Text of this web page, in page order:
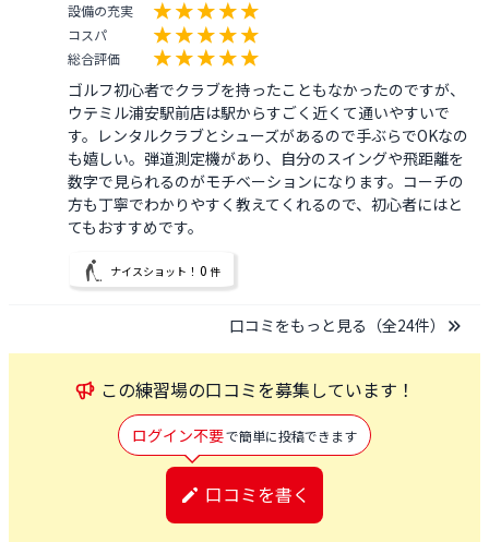
設備の充実
コスパ
総合評価
ゴルフ初心者でクラブを持ったこともなかったのですが、
ウテミル浦安駅前店は駅からすごく近くて通いやすいで
す。レンタルクラブとシューズがあるので手ぶらでOKなの
も嬉しい。弾道測定機があり、自分のスイングや飛距離を
数字で見られるのがモチベーションになります。コーチの
方も丁寧でわかりやすく教えてくれるので、初心者にはと
てもおすすめです。
ナイスショット！ 0 件
口コミをもっと見る（全24件）
この練習場の口コミを募集しています！
ログイン不要で簡単に投稿できます
口コミを書く